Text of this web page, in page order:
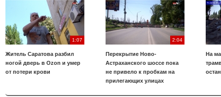
1:07
Житель Саратова разбил
ногой дверь в Ozon и умер
от потери крови
2:04
Перекрытие Ново-
Астраханского шоссе пока
не привело к пробкам на
прилегающих улицах
На